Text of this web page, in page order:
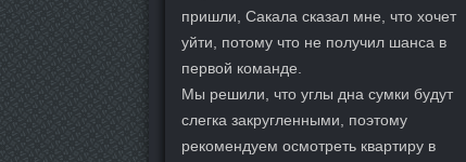
пришли, Сакала сказал мне, что хочет
уйти, потому что не получил шанса в
первой команде.
Мы решили, что углы дна сумки будут
слегка закругленными, поэтому
рекомендуем осмотреть квартиру в